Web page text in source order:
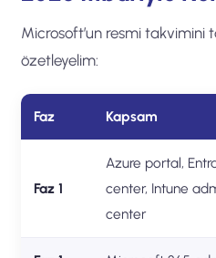
Microsoft’un resmi takvimini
özetleyelim:
Faz Kapsam
Faz 1
Azure portal,
center, Intune
center